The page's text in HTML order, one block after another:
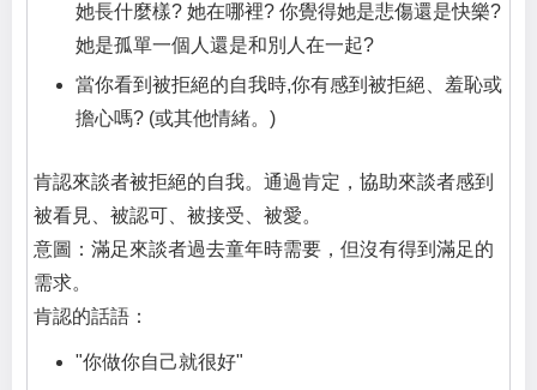
她長什麼樣? 她在哪裡? 你覺得她是悲傷還是快樂?
她是孤單一個人還是和別人在一起?
當你看到被拒絕的自我時,你有感到被拒絕、羞恥或
擔心嗎? (或其他情緒。)
肯認來談者被拒絕的自我。通過肯定，協助來談者感到
被看見、被認可、被接受、被愛。
意圖：滿足來談者過去童年時需要，但沒有得到滿足的
需求。
肯認的話語：
"你做你自己就很好"